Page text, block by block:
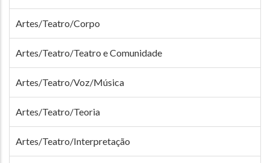
Artes/Teatro/Corpo
Artes/Teatro/Teatro e Comunidade
Artes/Teatro/Voz/Música
Artes/Teatro/Teoria
Artes/Teatro/Interpretação